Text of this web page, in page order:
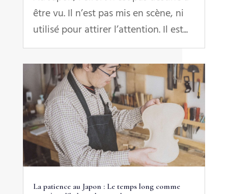
être vu. Il n’est pas mis en scène, ni
utilisé pour attirer l’attention. Il est...
La patience au Japon : Le temps long comme